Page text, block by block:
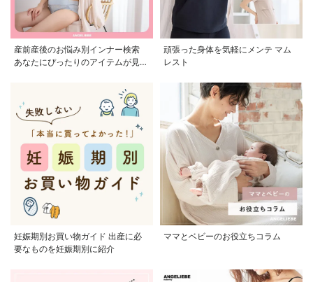
産前産後のお悩み別インナー検索
あなたにぴったりのアイテムが見つ
頑張った身体を気軽にメンテ マム
レスト
妊娠期別お買い物ガイド 出産に必
要なものを妊娠期別に紹介
ママとベビーのお役立ちコラム